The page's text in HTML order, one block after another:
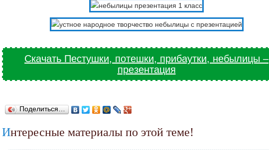
Скачать Пестушки, потешки, прибаутки, небылицы –
презентация
Поделиться…
Интересные материалы по этой теме!